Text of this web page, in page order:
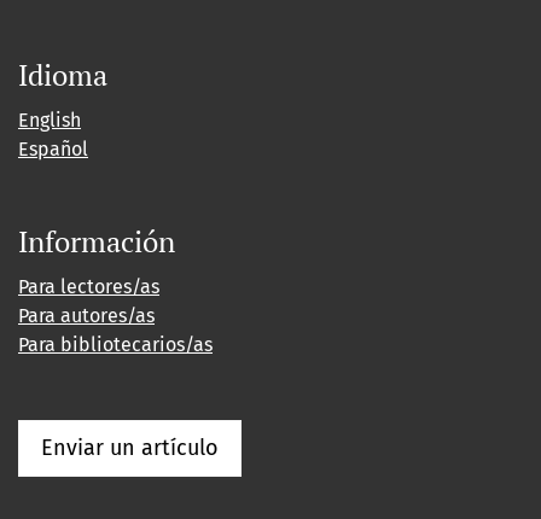
Idioma
English
Español
Información
Para lectores/as
Para autores/as
Para bibliotecarios/as
Enviar un artículo